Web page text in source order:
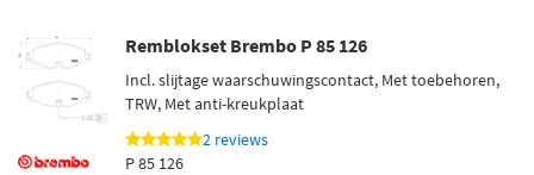
Remblokset Brembo P 85 126
Incl. slijtage waarschuwingscontact, Met toebehoren,
TRW, Met anti-kreukplaat
2 reviews
P 85 126